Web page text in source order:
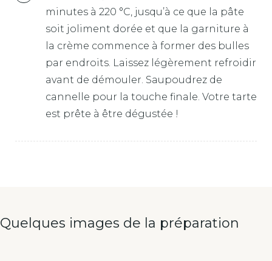
minutes à 220 °C, jusqu’à ce que la pâte
soit joliment dorée et que la garniture à
la crème commence à former des bulles
par endroits. Laissez légèrement refroidir
avant de démouler. Saupoudrez de
cannelle pour la touche finale. Votre tarte
est prête à être dégustée !
Quelques images de la préparation